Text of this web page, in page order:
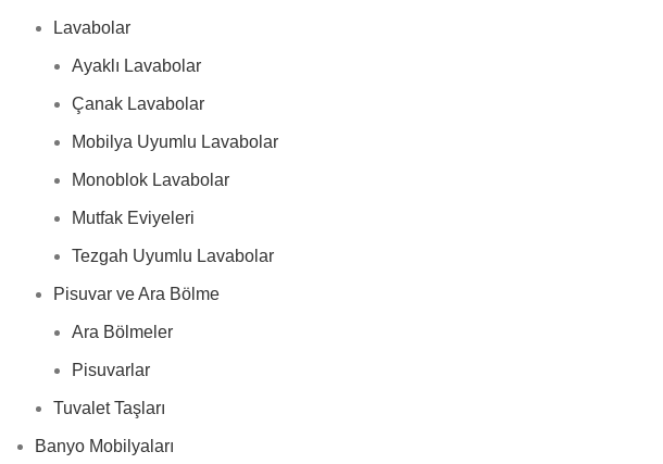
Lavabolar
Ayaklı Lavabolar
Çanak Lavabolar
Mobilya Uyumlu Lavabolar
Monoblok Lavabolar
Mutfak Eviyeleri
Tezgah Uyumlu Lavabolar
Pisuvar ve Ara Bölme
Ara Bölmeler
Pisuvarlar
Tuvalet Taşları
Banyo Mobilyaları